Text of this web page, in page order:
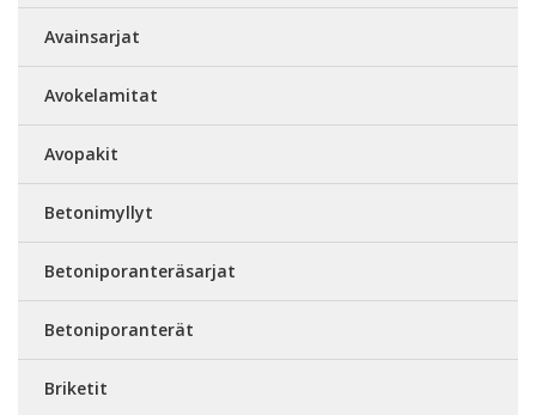
Avainsarjat
Avokelamitat
Avopakit
Betonimyllyt
Betoniporanteräsarjat
Betoniporanterät
Briketit